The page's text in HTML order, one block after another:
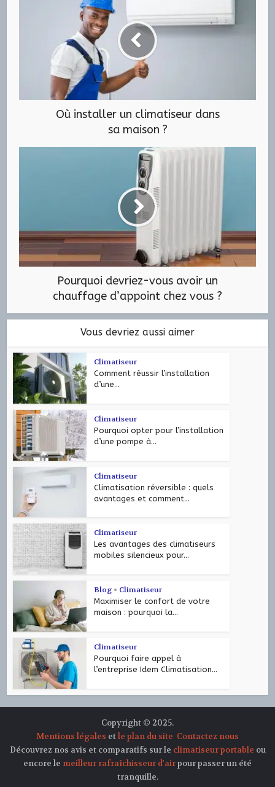
Où installer un climatiseur dans
sa maison ?
Pourquoi devriez-vous avoir un
chauffage d’appoint chez vous ?
Vous devriez aussi aimer
Climatiseur
Comment réussir l’installation
d’une...
Climatiseur
Pourquoi opter pour l’installation
d’une pompe à...
Climatiseur
Climatisation réversible : quels
avantages et comment...
Climatiseur
Les avantages des climatiseurs
mobiles silencieux pour...
Blog • Climatiseur
Maximiser le confort de votre
maison : pourquoi la...
Climatiseur
Pourquoi faire appel à
l’entreprise Idem Climatisation...
Copyright © 2025.
Mentions légales etle plan du site Contactez nous
Découvrez nos avis et comparatifs sur le climatiseur portable ou
encore le meilleur rafraîchisseur d'airpour passer un été
tranquille.